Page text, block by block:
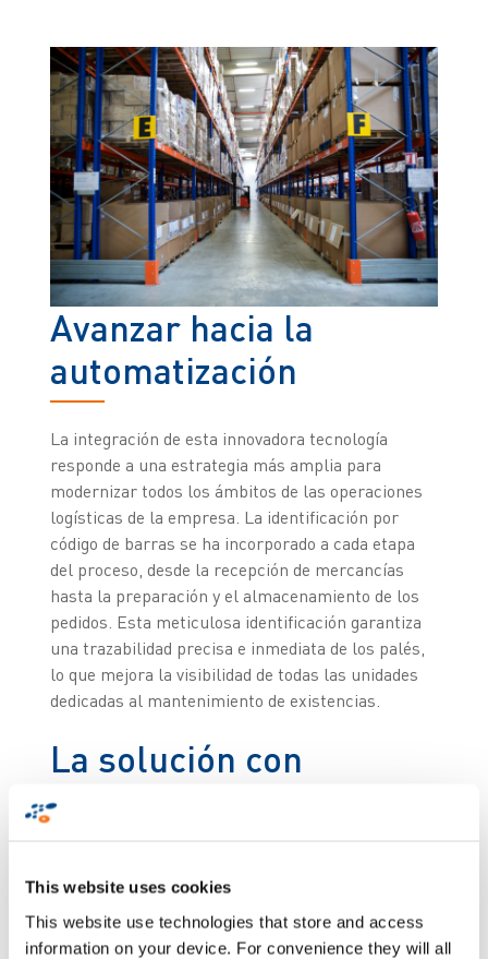
This website uses cookies
This website use technologies that store and access
information on your device. For convenience they will all
Avanzar hacia la
automatización
La integración de esta innovadora tecnología
responde a una estrategia más amplia para
modernizar todos los ámbitos de las operaciones
logísticas de la empresa. La identificación por
código de barras se ha incorporado a cada etapa
del proceso, desde la recepción de mercancías
hasta la preparación y el almacenamiento de los
pedidos. Esta meticulosa identificación garantiza
una trazabilidad precisa e inmediata de los palés,
lo que mejora la visibilidad de todas las unidades
dedicadas al mantenimiento de existencias.
La solución con
tecnología de visión
imágenes en 3D
El sistema FPI consta de una estación ImageID